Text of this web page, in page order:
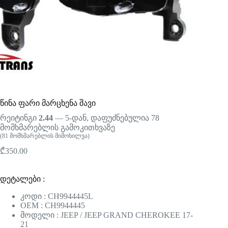
წინა ფარი მარცხენა შავი
რეიტინგი 2.44 — 5-დან, დაფუძნებულია 78
მომხმარებლის გამოკითხვაზე
(81 მომხმარებლის მიმოხილვა)
₾350.00
დეტალები :
კოდი : CH9944445L
OEM : CH9944445
მოდელი : JEEP / JEEP GRAND CHEROKEE 17-
21